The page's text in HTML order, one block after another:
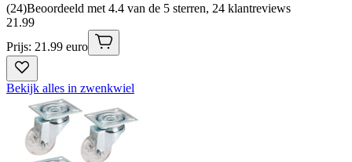
(24)Beoordeeld met 4.4 van de 5 sterren, 24 klantreviews
21 .99
Prijs: 21.99 euro
Bekijk alles in zwenkwiel